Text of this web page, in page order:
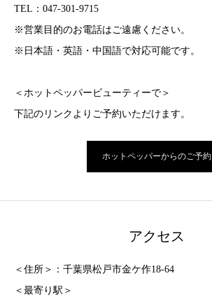
TEL：047-301-9715
※営業目的のお電話はご遠慮ください。
※日本語・英語・中国語で対応可能です。
＜ホットペッパービューティーで＞
下記のリンクよりご予約いただけます。
ホットペッパーからのご予約
アクセス
＜住所＞：千葉県松戸市金ケ作18-64
＜最寄り駅＞